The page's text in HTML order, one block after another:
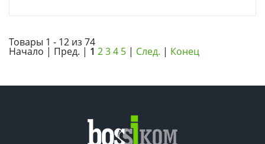
Товары 1 - 12 из 74
Начало | Пред. | 1 234 5 | След. | Конец